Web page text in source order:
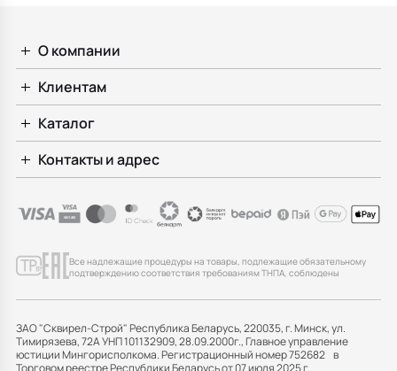
О компании
Клиентам
Каталог
Контакты и адрес
Все надлежащие процедуры на товары, подлежащие обязательному
подтверждению соответствия требованиям ТНПА, соблюдены
ЗАО "Сквирел-Строй" Республика Беларусь, 220035, г. Минск, ул.
Тимирязева, 72А УНП 101132909, 28.09.2000г., Главное управление
юстиции Мингорисполкома. Регистрационный номер 752682 в
Торговом реестре Республики Беларусь от 07 июля 2025 г.